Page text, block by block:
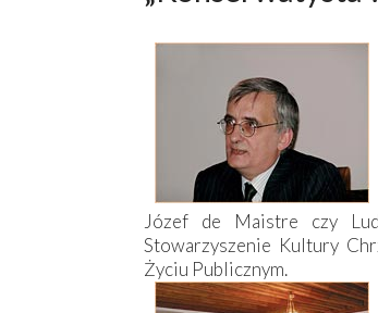
Józef de Maistre czy
Stowarzyszenie Kultury
Życiu Publicznym.